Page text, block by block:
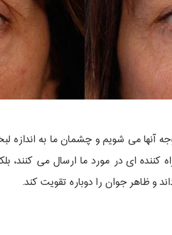
می شویم و چشمان ما به اندازه
کننده ای در مورد ما ارسال می کنند،
و ظاهر جوان را دوباره تقویت کند.